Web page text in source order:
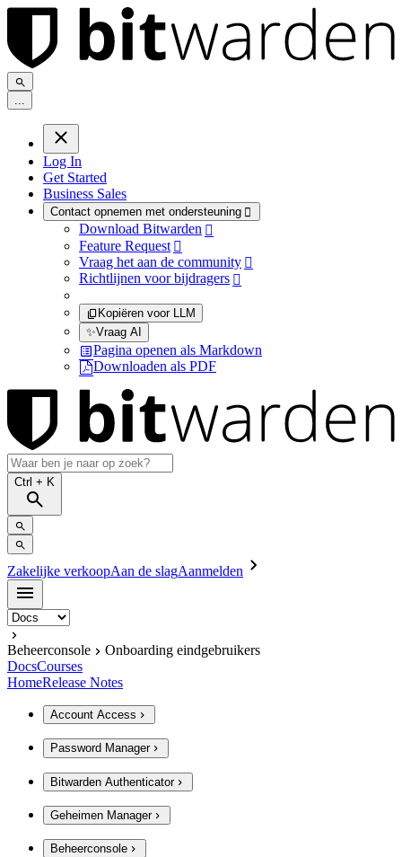
...
Log In
Get Started
Business Sales
Contact opnemen met ondersteuning 
Download Bitwarden 
Feature Request 
Vraag het aan de community 
Richtlijnen voor bijdragers 
Kopiëren voor LLM
✨Vraag AI
Pagina openen als Markdown
Downloaden als PDF
Ctrl + K
Zakelijke verkoopAan de slagAanmelden
Beheerconsole
Onboarding eindgebruikers
DocsCourses
HomeRelease Notes
Account Access
Password Manager
Bitwarden Authenticator
Geheimen Manager
Beheerconsole